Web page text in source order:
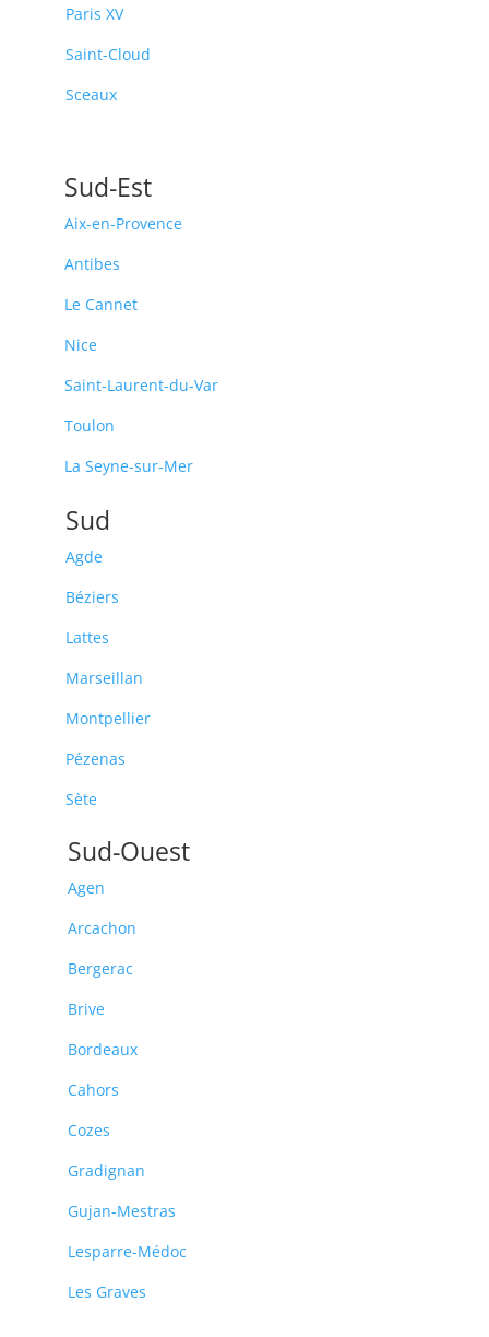
Paris XV
Saint-Cloud
Sceaux
Sud-Est
Aix-en-Provence
Antibes
Le Cannet
Nice
Saint-Laurent-du-Var
Toulon
La Seyne-sur-Mer
Sud
Agde
Béziers
Lattes
Marseillan
Montpellier
Pézenas
Sète
Sud-Ouest
Agen
Arcachon
Bergerac
Brive
Bordeaux
Cahors
Cozes
Gradignan
Gujan-Mestras
Lesparre-Médoc
Les Graves